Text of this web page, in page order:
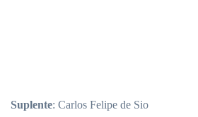
Suplente: Carlos Felipe de Sio